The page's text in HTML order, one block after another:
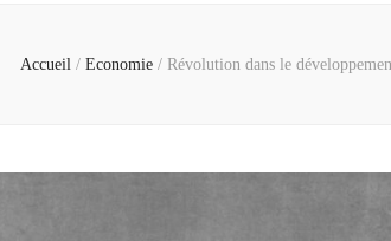
Accueil / Economie / Révolution dans le